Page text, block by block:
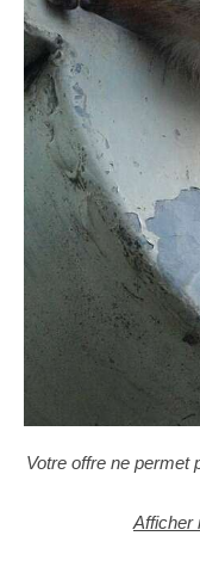
Votre offre ne permet
Afficher